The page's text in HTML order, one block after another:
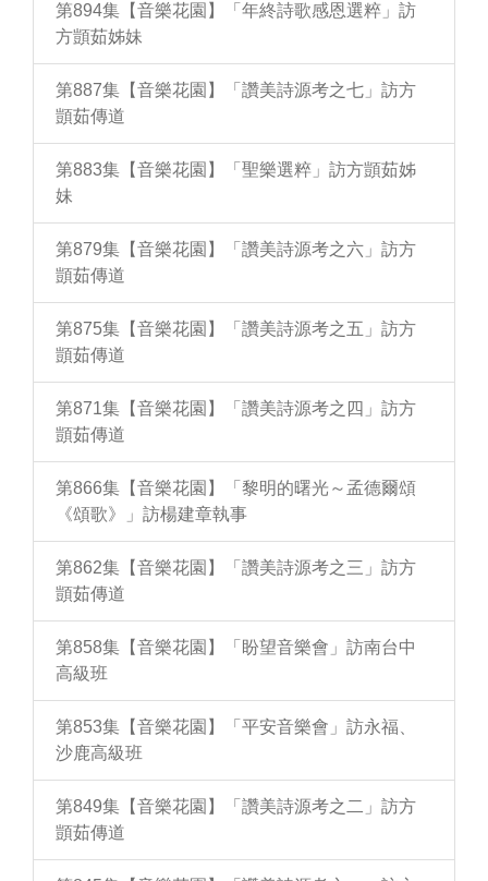
第894集【音樂花園】「年終詩歌感恩選粹」訪
方顗茹姊妹
第887集【音樂花園】「讚美詩源考之七」訪方
顗茹傳道
第883集【音樂花園】「聖樂選粹」訪方顗茹姊
妹
第879集【音樂花園】「讚美詩源考之六」訪方
顗茹傳道
第875集【音樂花園】「讚美詩源考之五」訪方
顗茹傳道
第871集【音樂花園】「讚美詩源考之四」訪方
顗茹傳道
第866集【音樂花園】「黎明的曙光～孟德爾頌
《頌歌》」訪楊建章執事
第862集【音樂花園】「讚美詩源考之三」訪方
顗茹傳道
第858集【音樂花園】「盼望音樂會」訪南台中
高級班
第853集【音樂花園】「平安音樂會」訪永福、
沙鹿高級班
第849集【音樂花園】「讚美詩源考之二」訪方
顗茹傳道